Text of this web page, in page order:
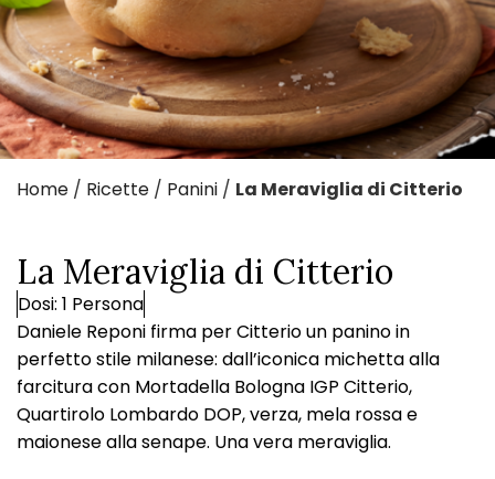
Home / Ricette / Panini / La Meraviglia di Citterio
La Meraviglia di Citterio
Dosi: 1 Persona
Daniele Reponi firma per Citterio un panino in
perfetto stile milanese: dall’iconica michetta alla
farcitura con Mortadella Bologna IGP Citterio,
Quartirolo Lombardo DOP, verza, mela rossa e
maionese alla senape. Una vera meraviglia.